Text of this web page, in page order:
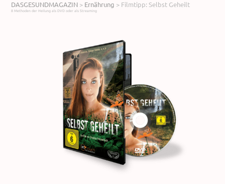
DASGESUNDMAGAZIN > Ernährung > Filmtipp: Selbst Geheilt
8 Methoden der Heilung als DVD oder als Streaming